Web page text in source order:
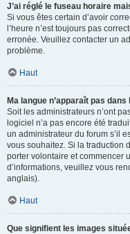
J’ai réglé le fuseau horaire
Si vous êtes certain d’avoir
l’heure n’est toujours pas
erronée. Veuillez contacter un
problème.
Haut
Ma langue n’apparaît pas dans
Soit les administrateurs n’ont
logiciel n’a pas encore été
un administrateur du forum s’il
vous souhaitez. Si la traduction
porter volontaire et commencer
d’informations, veuillez vous
anglais).
Haut
Que signifient les images